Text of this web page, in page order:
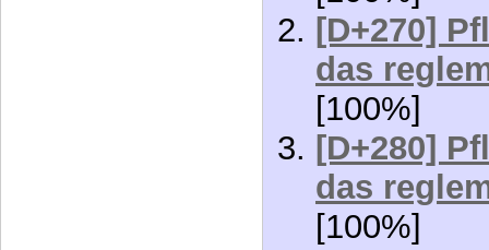
das
[100%]
[D+270]
das
[100%]
[D+280]